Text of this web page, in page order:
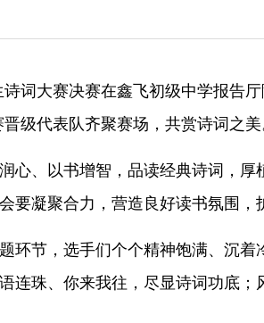
词大赛决赛在鑫飞初级中学报告厅
级代表队齐聚赛场，共赏诗词之美
心、以书增智，品读经典诗词，
要凝聚合力，营造良好读书氛围，
环节，选手们个个精神饱满、沉
连珠、你来我往，尽显诗词功底